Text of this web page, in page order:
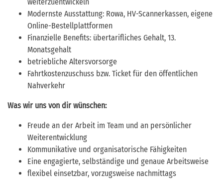
Modernste Ausstattung: Rowa, HV-Scannerkassen, eigene
Online-Bestellplattformen
Finanzielle Benefits: übertarifliches Gehalt, 13.
Monatsgehalt
betriebliche Altersvorsorge
Fahrtkostenzuschuss bzw. Ticket für den öffentlichen
Nahverkehr
Was wir uns von dir wünschen:
Freude an der Arbeit im Team und an persönlicher
Weiterentwicklung
Kommunikative und organisatorische Fähigkeiten
Eine engagierte, selbständige und genaue Arbeitsweise
flexibel einsetzbar, vorzugsweise nachmittags